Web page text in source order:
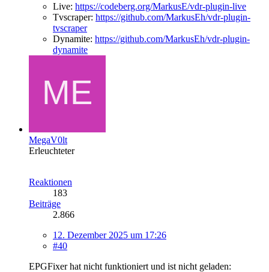
Live: https://codeberg.org/MarkusE/vdr-plugin-live
Tvscraper: https://github.com/MarkusEh/vdr-plugin-
tvscraper
Dynamite: https://github.com/MarkusEh/vdr-plugin-
dynamite
MegaV0lt
Erleuchteter
Reaktionen
183
Beiträge
2.866
12. Dezember 2025 um 17:26
#40
EPGFixer hat nicht funktioniert und ist nicht geladen: